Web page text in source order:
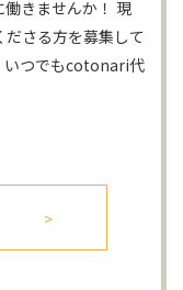
きませんか！ 現
さる方を募集して
いつでもcotonari代